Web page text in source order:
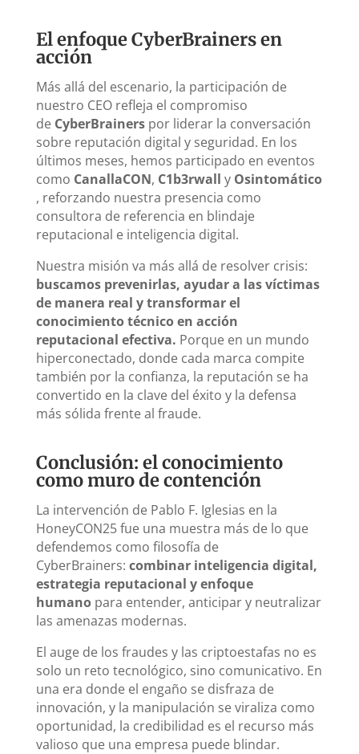
El enfoque CyberBrainers en
acción
Más allá del escenario, la participación de
nuestro CEO refleja el compromiso
de CyberBrainerspor liderar la conversación
sobre reputación digital y seguridad. En los
últimos meses, hemos participado en eventos
como CanallaCON, C1b3rwall y Osintomático
, reforzando nuestra presencia como
consultora de referencia en blindaje
reputacional e inteligencia digital.
Nuestra misión va más allá de resolver crisis:
buscamos prevenirlas, ayudar a las víctimas
de manera real y transformar el
conocimiento técnico en acción
reputacional efectiva. Porque en un mundo
hiperconectado, donde cada marca compite
también por la confianza, la reputación se ha
convertido en la clave del éxito y la defensa
más sólida frente al fraude.
Conclusión: el conocimiento
como muro de contención
La intervención de Pablo F. Iglesias en la
HoneyCON25 fue una muestra más de lo que
defendemos como filosofía de
CyberBrainers: combinar inteligencia digital,
estrategia reputacional y enfoque
humanopara entender, anticipar y neutralizar
las amenazas modernas.
El auge de los fraudes y las criptoestafas no es
solo un reto tecnológico, sino comunicativo. En
una era donde el engaño se disfraza de
innovación, y la manipulación se viraliza como
oportunidad, la credibilidad es el recurso más
valioso que una empresa puede blindar.